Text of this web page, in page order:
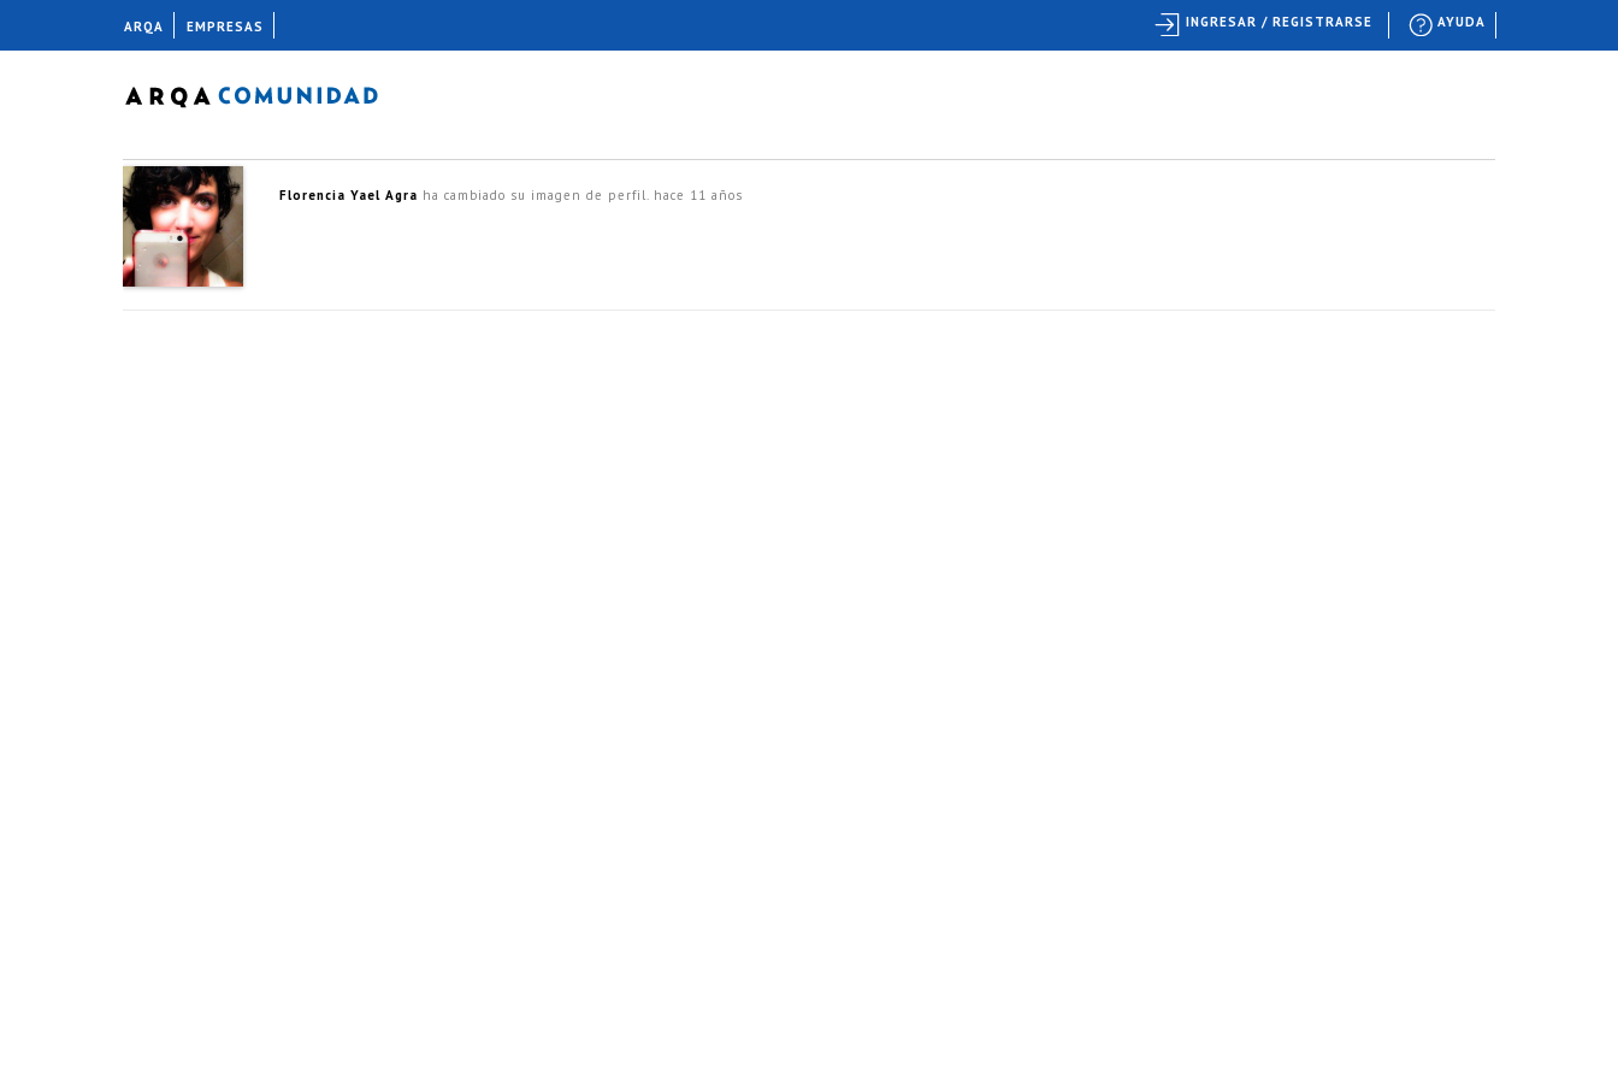
Florencia Yael Agra ha cambiado su imagen de perfil. hace 11 años
ARQA EMPRESAS AYUDA
INGRESAR / REGISTRARSE